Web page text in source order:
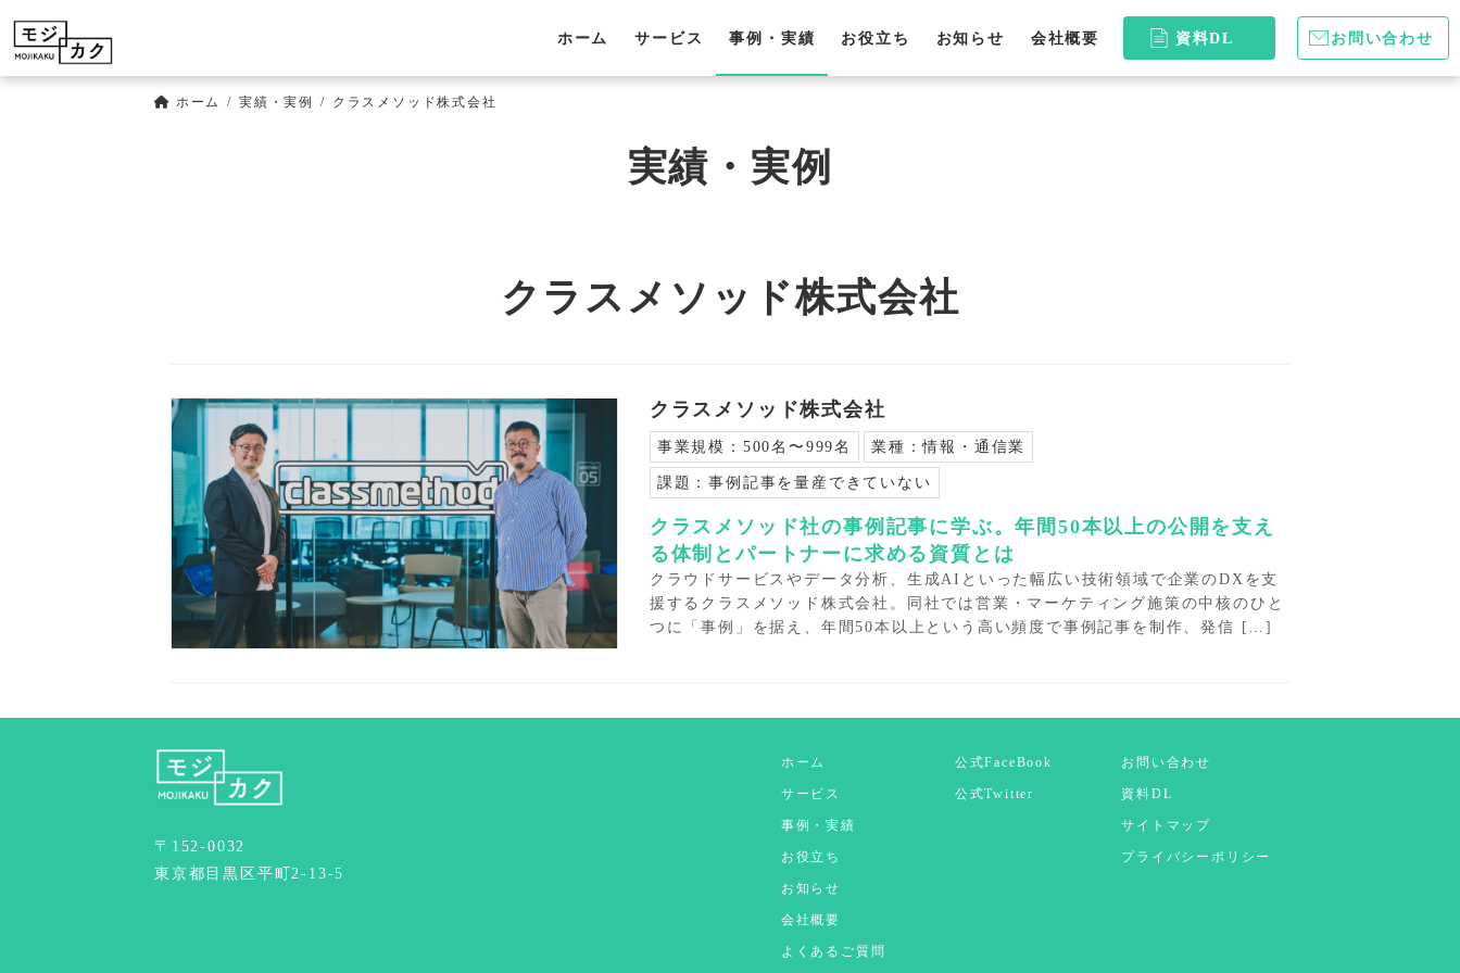
テ
ン
ゲ
ー
ホーム サービス 事例・実績 お役立ち お知らせ 会社概要 資料DL お問い合わせ
ホーム 実績・実例 クラスメソッド株式会社
実績・実例
クラスメソッド株式会社
クラスメソッド株式会社
事業規模： 500名〜999名 業種：情報・通信業
課題：事例記事を量産できていない
クラスメソッド社の事例記事に学ぶ。年間50本以上の公開を支え
る体制とパートナーに求める資質とは
クラウドサービスやデータ分析、生成AIといった幅広い技術領域で企業のDXを支
援するクラスメソッド株式会社。同社では営業・マーケティング施策の中核のひと
つに「事例」を据え、年間50本以上という高い頻度で事例記事を制作、発信 […]
〒152-0032
東京都目黒区平町2-13-5
ホーム
サービス
事例・実績
お役立ち
お知らせ
会社概要
よくあるご質問
公式FaceBook
公式Twitter
お問い合わせ
資料DL
サイトマップ
プライバシーポリシー